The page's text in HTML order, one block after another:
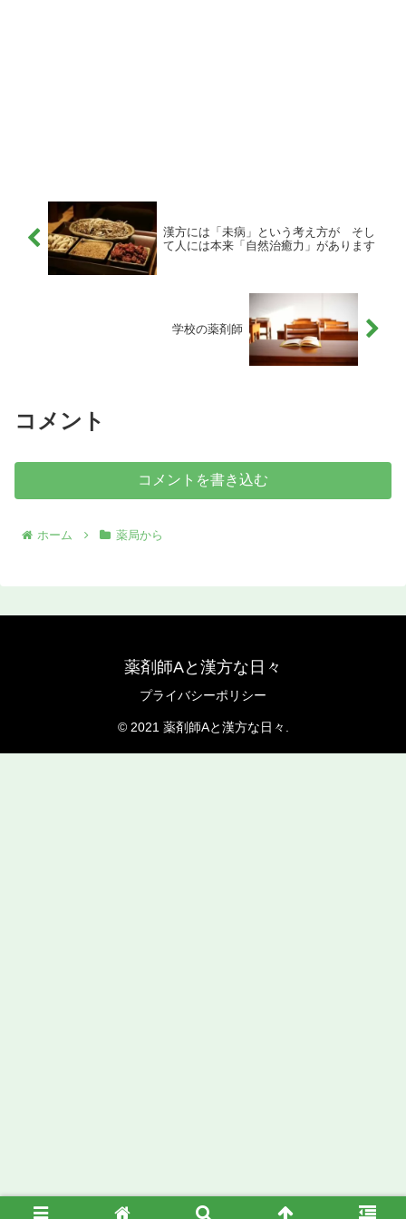
漢方には「未病」という考え方が そし
て人には本来「自然治癒力」があります
学校の薬剤師
コメント
コメントを書き込む
ホーム 薬局から
薬剤師Aと漢方な日々
プライバシーポリシー
© 2021 薬剤師Aと漢方な日々.